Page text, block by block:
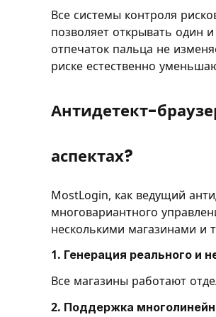
Все системы контроля
позволяет открывать один
отпечаток пальца не
риске естественно
Антидетект-
аспектах?
MostLogin, как ведущий
многовариантного
несколькими магазинами и
1. Генерация реального и
Все магазины работают
2. Поддержка